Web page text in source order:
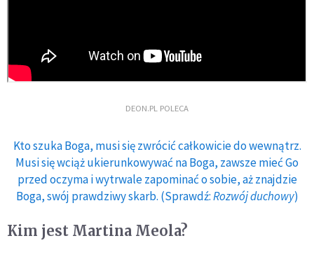
DEON.PL POLECA
Kto szuka Boga, musi się zwrócić całkowicie do wewnątrz.
Musi się wciąż ukierunkowywać na Boga, zawsze mieć Go
przed oczyma i wytrwale zapominać o sobie, aż znajdzie
Boga, swój prawdziwy skarb. (Sprawdź:Rozwój duchowy)
Kim jest Martina Meola?